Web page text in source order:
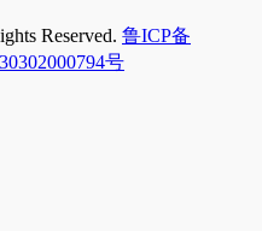
Reserved. 鲁ICP备
号